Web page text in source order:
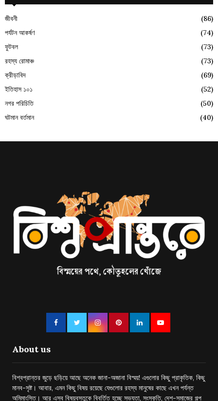
জীবনী
(86)
পর্যটন আকর্ষণ
(74)
ফুটবল
(73)
রহস্য রোমাঞ্চ
(73)
ক্রীড়াবিদ
(69)
ইতিহাস ১০১
(52)
নগর পরিচিতি
(50)
ঘটমান বর্তমান
(40)
About us
বিশ্বপ্রান্তর জুড়ে ছড়িয়ে আছে অনেক জানা-অজানা বিস্ময়! এগুলোর কিছু প্রাকৃতিক, কিছু
মানব-সৃষ্ট। আবার, এমন কিছু বিষয় রয়েছে যেগুলোর রহস্য মানুষের কাছে এখন পর্যন্ত
অমিমাংসিত। আর এসব বিষয়বস্তুকে বিবর্তিত হচ্ছে সভ্যতা, সংস্কৃতি, দেশ-সমাজের গল্প